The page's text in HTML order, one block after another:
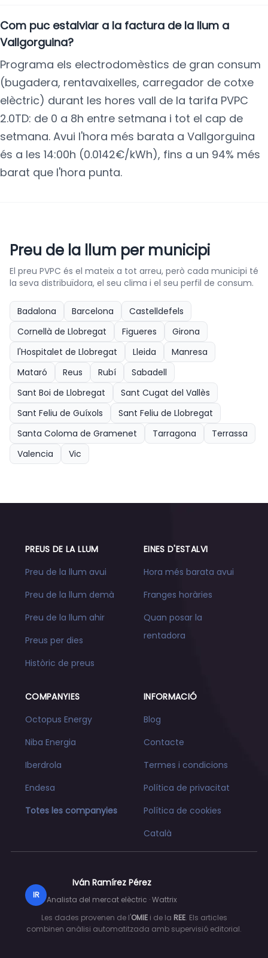
Com puc estalviar a la factura de la llum a
Vallgorguina?
Programa els electrodomèstics de gran consum
(bugadera, rentavaixelles, carregador de cotxe
elèctric) durant les hores vall de la tarifa PVPC
2.0TD: de 0 a 8h entre setmana i tot el cap de
setmana. Avui l'hora més barata a Vallgorguina
és a les 14:00h (0.0142€/kWh), fins a un 94% més
barat que l'hora punta.
Preu de la llum per municipi
El preu PVPC és el mateix a tot arreu, però cada municipi té
la seva distribuïdora, el seu clima i el seu perfil de consum.
Badalona Barcelona
Castelldefels
Cornellà de Llobregat
Figueres
Girona
l'Hospitalet de Llobregat
Lleida
Manresa
Mataró
Reus Rubí
Sabadell
Sant Boi de Llobregat
Sant Cugat del Vallès
Sant Feliu de Guíxols
Sant Feliu de Llobregat
Santa Coloma de Gramenet
Tarragona
Terrassa
Valencia
Vic
PREUS DE LA LLUM
Preu de la llum avui
Preu de la llum demà
Preu de la llum ahir
Preus per dies
Històric de preus
EINES D'ESTALVI
Hora més barata avui
Franges horàries
Quan posar la
rentadora
COMPANYIES
Octopus Energy
Niba Energia
Iberdrola
Endesa
Totes les companyies
INFORMACIÓ
Blog
Contacte
Termes i condicions
Política de privacitat
Política de cookies
Català
IR
Iván Ramírez Pérez
Analista del mercat elèctric · Wattrix
Les dades provenen de l'OMIEi de la REE. Els articles
combinen anàlisi automatitzada amb supervisió editorial.